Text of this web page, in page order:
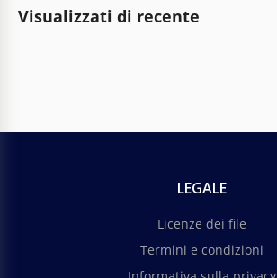
Visualizzati di recente
LEGALE
Licenze dei file
Termini e condizioni